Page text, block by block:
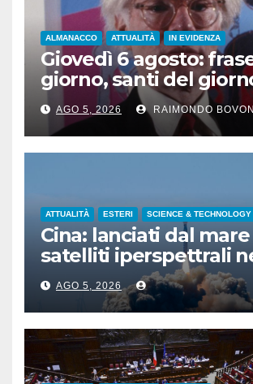
ALMANACCO ATTUALITÀ IN EVIDENZA
Giovedì 6 agosto:
giorno, santi del
famosi, accadde oggi
AGO 5, 2026 RAIMONDO
ATTUALITÀ ESTERI SCIENCE & TECHNOLOGY
Cina: lanciati dal mare
satelliti iperspettrali
Shandong
AGO 5, 2026